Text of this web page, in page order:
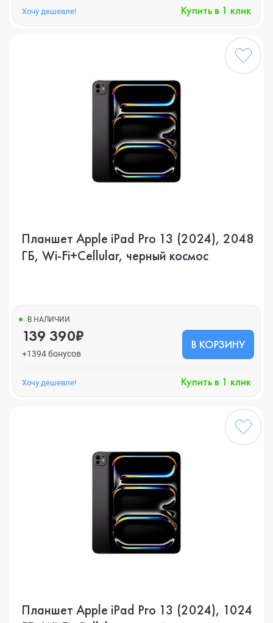
Хочу дешевле! Купить в 1 клик
Планшет Apple iPad Pro 13 (2024), 2048
ГБ, Wi-Fi+Cellular, черный космос
В НАЛИЧИИ
139 390₽
+1394 бонусов
В КОРЗИНУ
Хочу дешевле! Купить в 1 клик
Планшет Apple iPad Pro 13 (2024), 1024